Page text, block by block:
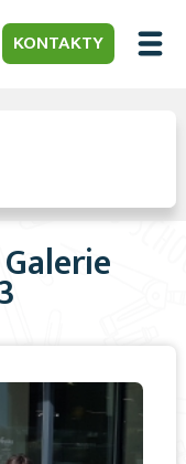
KONTAKTY
Galerie